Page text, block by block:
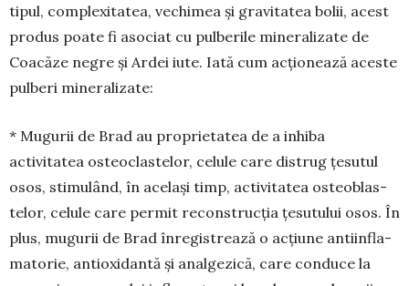
tipul, complexitatea, vechimea și gravitatea bolii, acest
produs poate fi asociat cu pulberile mineralizate de
Coacăze negre și Ardei iute. Iată cum acționează aceste
pulberi minera­lizate:
* Mugurii de Brad au proprietatea de a inhiba
activitatea osteoclastelor, celule care distrug țesutul
osos, stimulând, în același timp, activitatea osteo­blas­
telor, celule care permit reconstrucția țesutului osos. În
plus, mugurii de Brad înregistrează o ac­țiune antiinfla­
matorie, antioxidantă și analgezică, care conduce la